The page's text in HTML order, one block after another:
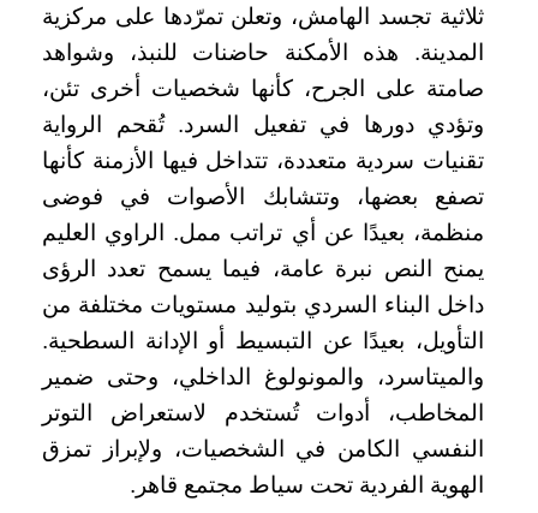
ثلاثية تجسد الهامش، وتعلن تمرّدها على مركزية
المدينة. هذه الأمكنة حاضنات للنبذ، وشواهد
صامتة على الجرح، كأنها شخصيات أخرى تئن،
وتؤدي دورها في تفعيل السرد. تُقحم الرواية
تقنيات سردية متعددة، تتداخل فيها الأزمنة كأنها
تصفع بعضها، وتتشابك الأصوات في فوضى
منظمة، بعيدًا عن أي تراتب ممل. الراوي العليم
يمنح النص نبرة عامة، فيما يسمح تعدد الرؤى
داخل البناء السردي بتوليد مستويات مختلفة من
التأويل، بعيدًا عن التبسيط أو الإدانة السطحية.
والميتاسرد، والمونولوغ الداخلي، وحتى ضمير
المخاطب، أدوات تُستخدم لاستعراض التوتر
النفسي الكامن في الشخصيات، ولإبراز تمزق
الهوية الفردية تحت سياط مجتمع قاهر.